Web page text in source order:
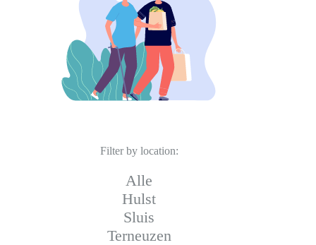
Filter by location:
Alle
Hulst
Sluis
Terneuzen